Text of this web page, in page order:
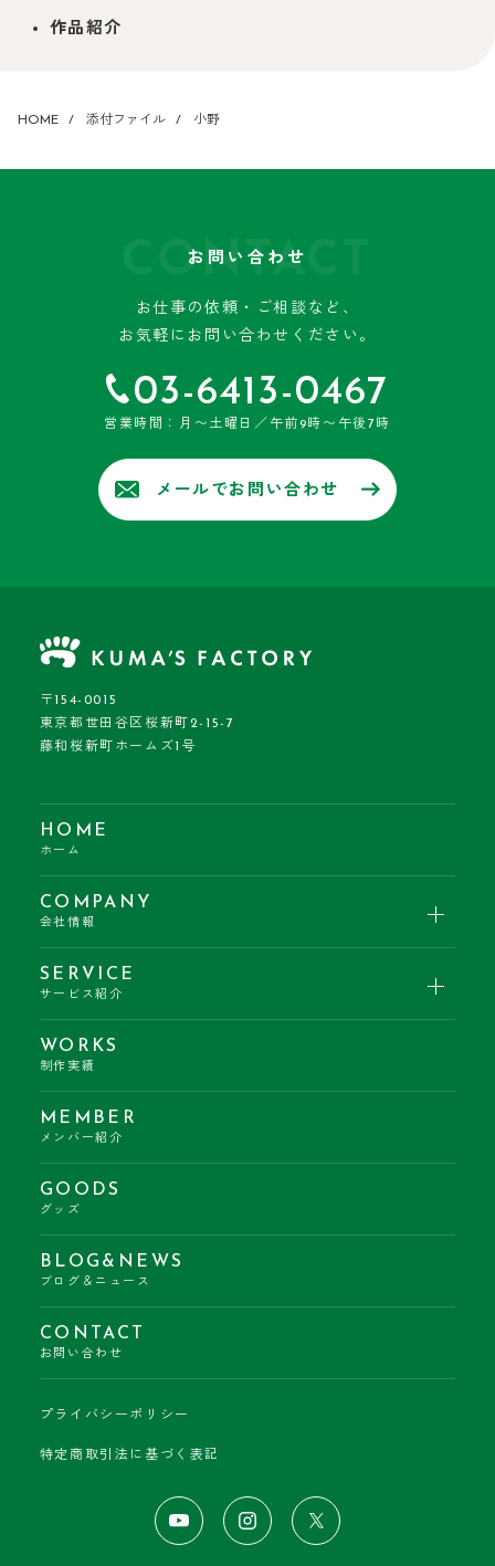
作品紹介
HOME 添付ファイル 小野
CONTACT
お問い合わせ
お仕事の依頼・ご相談など、
お気軽にお問い合わせください。
03-6413-0467
営業時間：月〜土曜日／午前9時〜午後7時
メールでお問い合わせ
〒154-0015
東京都世田谷区桜新町2-15-7
藤和桜新町ホームズ1号
HOME
ホーム
COMPANY
会社情報
SERVICE
サービス紹介
WORKS
制作実績
MEMBER
メンバー紹介
GOODS
グッズ
BLOG&NEWS
ブログ＆ニュース
CONTACT
お問い合わせ
プライバシーポリシー
特定商取引法に基づく表記